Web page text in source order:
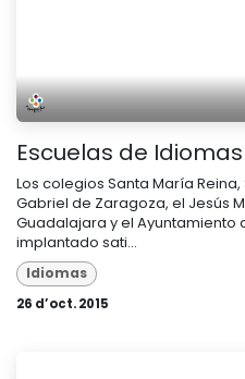
Escuelas de
Los colegios Santa María
Gabriel de Zaragoza, el Jesús
Guadalajara y el Ayuntamiento
implantado sati...
Idiomas
26 d’oct. 2015